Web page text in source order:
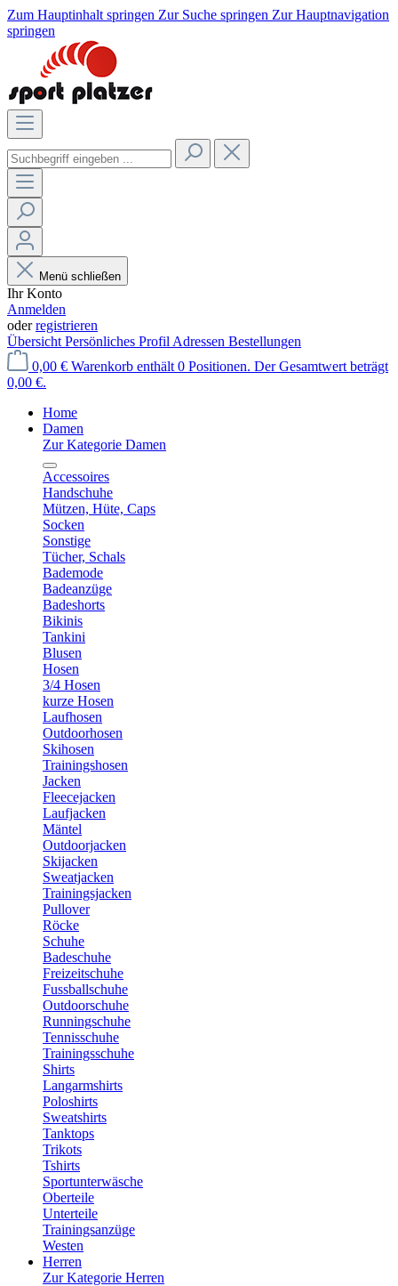
Zum Hauptinhalt springen Zur Suche springen Zur Hauptnavigation
springen
Menü schließen
Ihr Konto
Anmelden
oderregistrieren
Übersicht Persönliches Profil Adressen Bestellungen
0,00 € Warenkorb enthält 0 Positionen. Der Gesamtwert beträgt
0,00 €.
Home
Damen
Zur Kategorie Damen
Accessoires
Handschuhe
Mützen, Hüte, Caps
Socken
Sonstige
Tücher, Schals
Bademode
Badeanzüge
Badeshorts
Bikinis
Tankini
Blusen
Hosen
3/4 Hosen
kurze Hosen
Laufhosen
Outdoorhosen
Skihosen
Trainingshosen
Jacken
Fleecejacken
Laufjacken
Mäntel
Outdoorjacken
Skijacken
Sweatjacken
Trainingsjacken
Pullover
Röcke
Schuhe
Badeschuhe
Freizeitschuhe
Fussballschuhe
Outdoorschuhe
Runningschuhe
Tennisschuhe
Trainingsschuhe
Shirts
Langarmshirts
Poloshirts
Sweatshirts
Tanktops
Trikots
Tshirts
Sportunterwäsche
Oberteile
Unterteile
Trainingsanzüge
Westen
Herren
Zur Kategorie Herren